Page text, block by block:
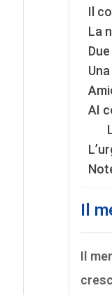
Il
La
AI
Il
Il